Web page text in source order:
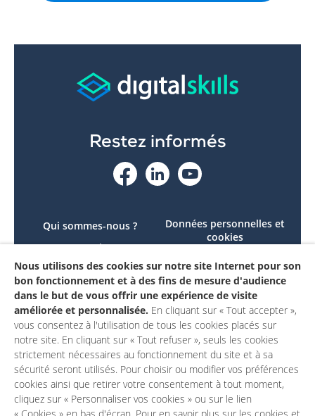
Restez informés
Qui sommes-nous ?
Le projet
Contactez-nous
Mon compte
Données personnelles et
cookies
conforme
Mentions légales
Nous utilisons des cookies sur notre site Internet pour son
bon fonctionnement et à des fins de mesure d'audience
dans le but de vous offrir une expérience de visite
améliorée et personnalisée. En cliquant sur « Tout accepter »,
vous consentez à l'utilisation de tous les cookies placés sur
notre site. En cliquant sur « Tout refuser », seuls les cookies
strictement nécessaires au fonctionnement du site et à sa
sécurité seront utilisés. Pour choisir ou modifier vos préférences
cookies ainsi que retirer votre consentement à tout moment,
cliquez sur « Personnaliser vos cookies » ou sur le lien